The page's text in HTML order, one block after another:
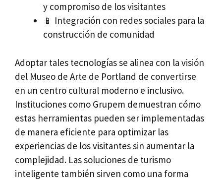
y compromiso de los visitantes
📱 Integración con redes sociales para la
construcción de comunidad
Adoptar tales tecnologías se alinea con la visión
del Museo de Arte de Portland de convertirse
en un centro cultural moderno e inclusivo.
Instituciones como Grupem demuestran cómo
estas herramientas pueden ser implementadas
de manera eficiente para optimizar las
experiencias de los visitantes sin aumentar la
complejidad. Las soluciones de turismo
inteligente también sirven como una forma